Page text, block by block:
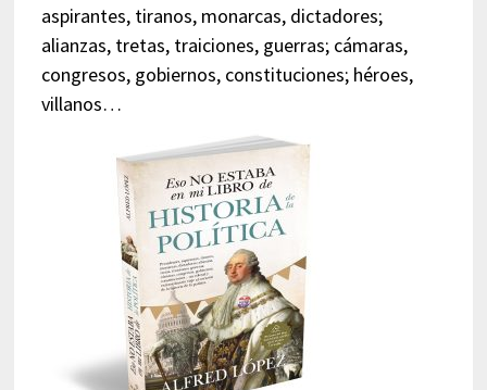
aspirantes, tiranos, monarcas, dictadores;
alianzas, tretas, traiciones, guerras; cámaras,
congresos, gobiernos, constituciones; héroes,
villanos…